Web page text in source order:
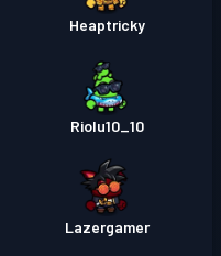
Heaptricky
Riolu10_10
Lazergamer